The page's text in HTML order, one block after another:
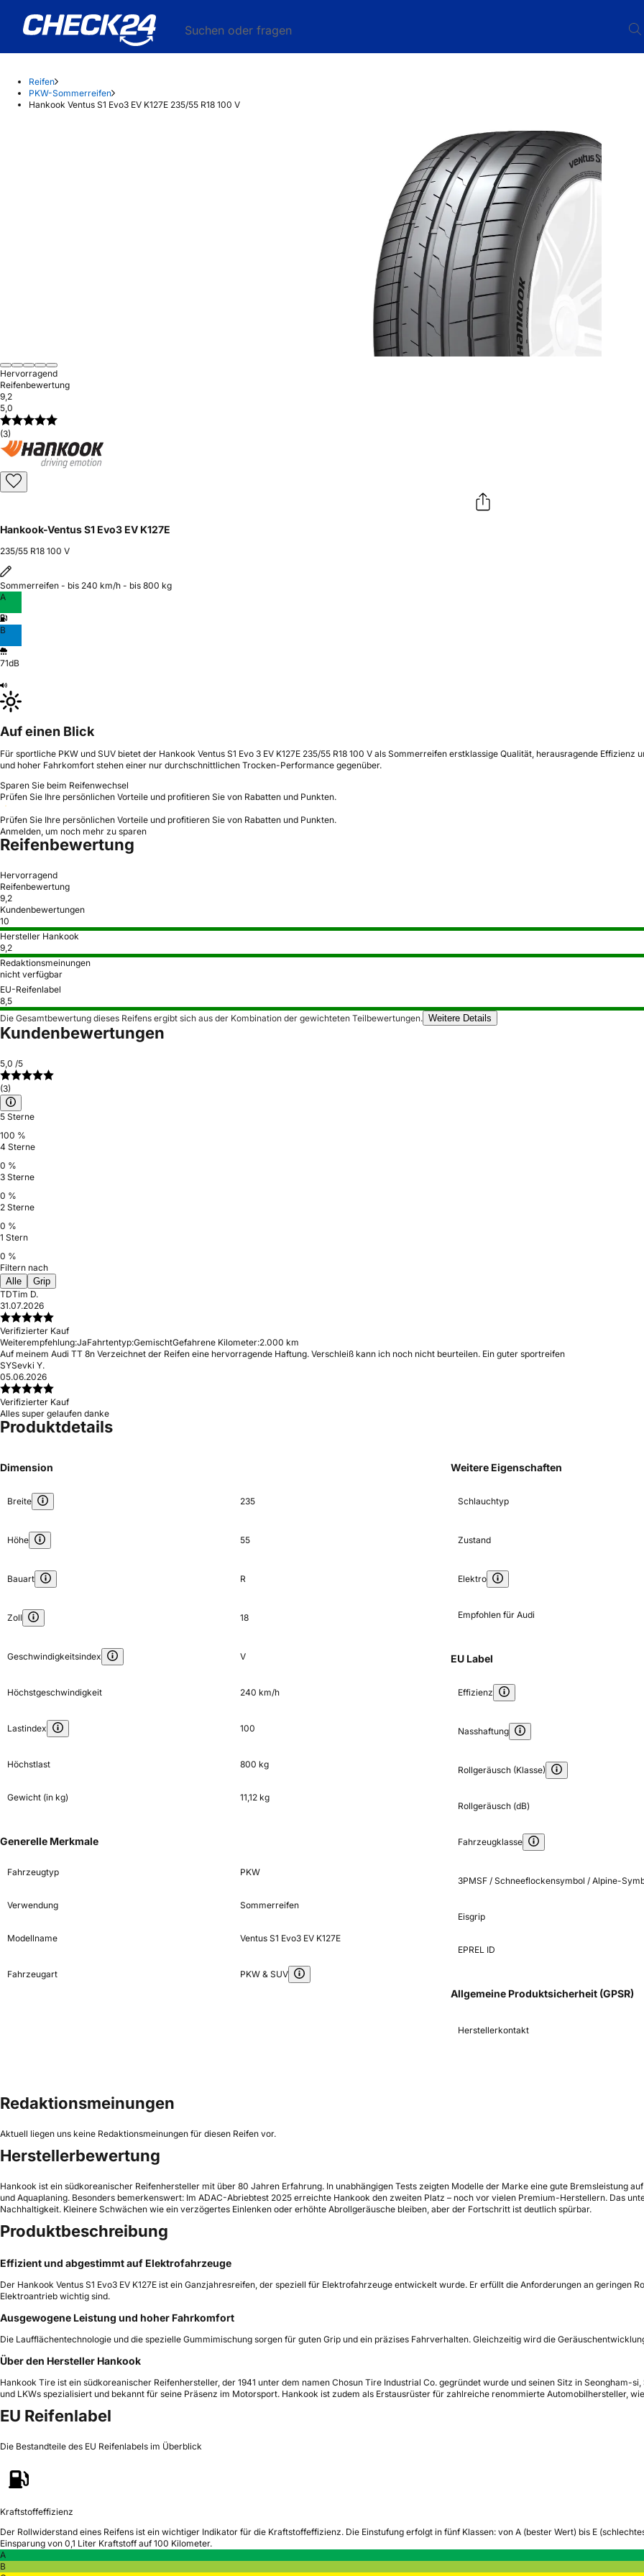
Suchen oder fragen
Reifen
PKW-Sommerreifen
Hankook Ventus S1 Evo3 EV K127E 235/55 R18 100 V
Hervorragend
Reifenbewertung
9,2
5,0
(3)
Hankook-Ventus S1 Evo3 EV K127E
235/55 R18 100 V
Sommerreifen - bis 240 km/h - bis 800 kg
A
B
71dB
Auf einen Blick
Für sportliche PKW und SUV bietet der Hankook Ventus S1 Evo 3 EV K127E 235/55 R18 100 V als Sommerreifen erstklassige Qualität, herausragende
und hoher Fahrkomfort stehen einer nur durchschnittlichen Trocken-Performance gegenüber.
Sparen Sie beim Reifenwechsel
Prüfen Sie Ihre persönlichen Vorteile und profitieren Sie von Rabatten und Punkten.
Prüfen Sie Ihre persönlichen Vorteile und profitieren Sie von Rabatten und Punkten.
Anmelden, um noch mehr zu sparen
Reifenbewertung
Hervorragend
Reifenbewertung
9,2
Kundenbewertungen
10
Hersteller Hankook
9,2
Redaktionsmeinungen
nicht verfügbar
EU-Reifenlabel
8,5
Die Gesamtbewertung dieses Reifens ergibt sich aus der Kombination der gewichteten Teilbewertungen. Weitere Details
Kundenbewertungen
5,0 /5
(3)
5 Sterne
100 %
4 Sterne
0 %
3 Sterne
0 %
2 Sterne
0 %
1 Stern
0 %
Filtern nach
Alle
Grip
TDTim D.
31.07.2026
Verifizierter Kauf
Weiterempfehlung:JaFahrtentyp:GemischtGefahrene Kilometer:2.000 km
Auf meinem Audi TT 8n Verzeichnet der Reifen eine hervorragende Haftung. Verschleiß kann ich noch nicht beurteilen. Ein guter sportreifen
SYSevki Y.
05.06.2026
Verifizierter Kauf
Alles super gelaufen danke
Produktdetails
Dimension
Breite 235
Höhe 55
Bauart R
Zoll 18
Geschwindigkeitsindex V
Höchstgeschwindigkeit 240 km/h
Lastindex 100
Höchstlast 800 kg
Gewicht (in kg) 11,12 kg
Generelle Merkmale
Fahrzeugtyp PKW
Verwendung Sommerreifen
Modellname Ventus S1 Evo3 EV K127E
Fahrzeugart PKW & SUV
Weitere Eigenschaften
Schlauchtyp
Zustand
Elektro
Empfohlen für Audi
EU Label
Effizienz
Nasshaftung
Rollgeräusch (Klasse)
Rollgeräusch (dB)
Fahrzeugklasse
3PMSF / Schneeflockensymbol / Alpine-
Eisgrip
EPREL ID
Allgemeine Produktsicherheit (GPSR)
Herstellerkontakt
Redaktionsmeinungen
Aktuell liegen uns keine Redaktionsmeinungen für diesen Reifen vor.
Herstellerbewertung
Hankook ist ein südkoreanischer Reifenhersteller mit über 80 Jahren Erfahrung. In unabhängigen Tests zeigten Modelle der Marke eine gute Bremsleistung
und Aquaplaning. Besonders bemerkenswert: Im ADAC-Abriebtest 2025 erreichte Hankook den zweiten Platz – noch vor vielen Premium-Herstellern. Das
Nachhaltigkeit. Kleinere Schwächen wie ein verzögertes Einlenken oder erhöhte Abrollgeräusche bleiben, aber der Fortschritt ist deutlich spürbar.
Produktbeschreibung
Effizient und abgestimmt auf Elektrofahrzeuge
Der Hankook Ventus S1 Evo3 EV K127E ist ein Ganzjahresreifen, der speziell für Elektrofahrzeuge entwickelt wurde. Er erfüllt die Anforderungen an geringen
Elektroantrieb wichtig sind.
Ausgewogene Leistung und hoher Fahrkomfort
Die Laufflächentechnologie und die spezielle Gummimischung sorgen für guten Grip und ein präzises Fahrverhalten. Gleichzeitig wird die
Über den Hersteller Hankook
Hankook Tire ist ein südkoreanischer Reifenhersteller, der 1941 unter dem namen Chosun Tire Industrial Co. gegründet wurde und seinen Sitz in Seongham-
und LKWs spezialisiert und bekannt für seine Präsenz im Motorsport. Hankook ist zudem als Erstausrüster für zahlreiche renommierte Automobilhersteller,
EU Reifenlabel
Die Bestandteile des EU Reifenlabels im Überblick
Kraftstoffeffizienz
Der Rollwiderstand eines Reifens ist ein wichtiger Indikator für die Kraftstoffeffizienz. Die Einstufung erfolgt in fünf Klassen: von A (bester Wert) bis E
Einsparung von 0,1 Liter Kraftstoff auf 100 Kilometer.
A
B